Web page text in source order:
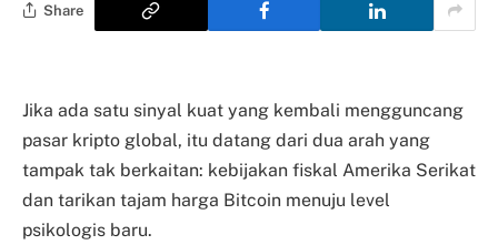
Share
Jika ada satu sinyal kuat yang kembali mengguncang
pasar kripto global, itu datang dari dua arah yang
tampak tak berkaitan: kebijakan fiskal Amerika Serikat
dan tarikan tajam harga Bitcoin menuju level
psikologis baru.